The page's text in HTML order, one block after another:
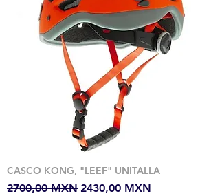
CASCO KONG, "LEEF" UNITALLA
Precio
2700,00 MXN Precio de oferta
2430,00 MXN